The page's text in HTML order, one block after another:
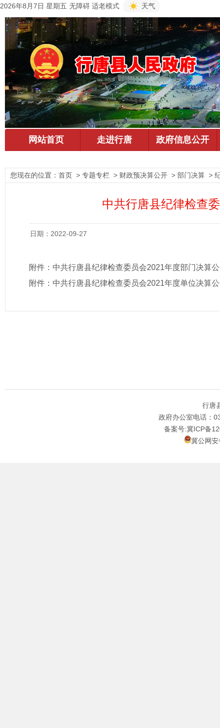
2026年8月7日 星期五 无障碍 适老模式 天气
您现在的位置： 首页 > 专题专栏 > 财政预决算公开 > 部门决算 >
中共行唐县纪律检查
日期：2022-09-27
附件： 中共行唐县纪律检查委员会2021年度部门决算
附件： 中共行唐县纪律检查委员会2021年度单位决算